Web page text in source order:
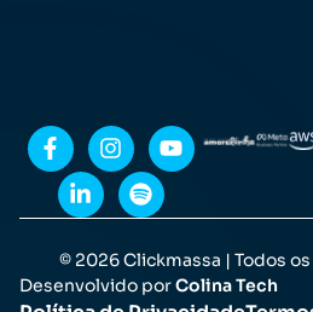
© 2026 Clickmassa | Todos
Desenvolvido porColina Tech